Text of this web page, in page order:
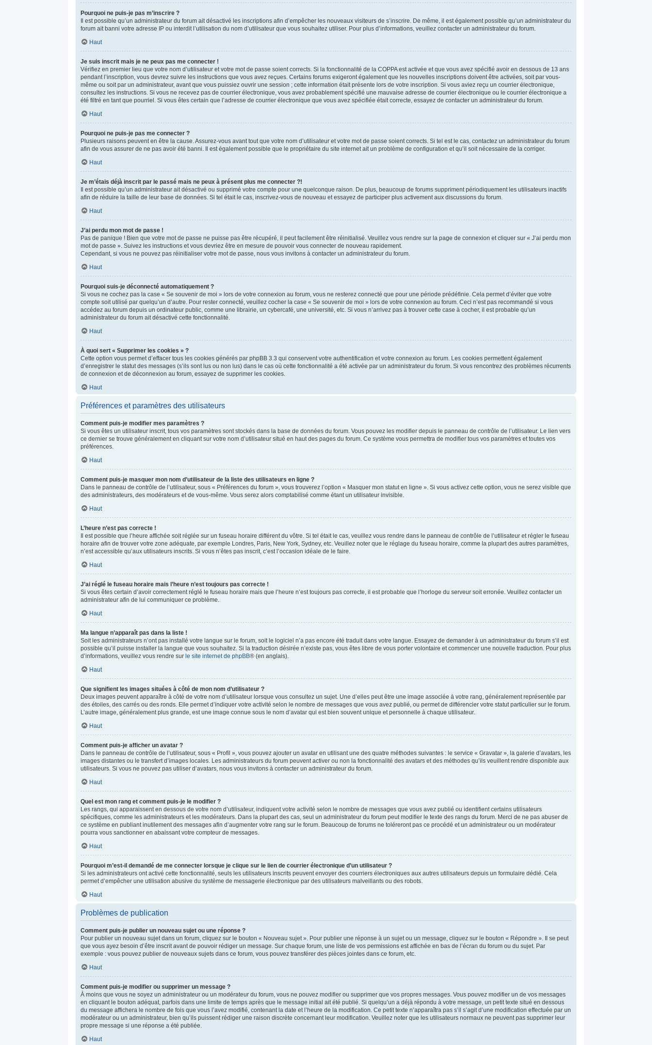
Pourquoi ne puis-je pas m’inscrire ?
Il est possible qu’un administrateur du forum ait désactivé les inscriptions afin d’empêcher les nouveaux visiteurs de s’inscrire. De même, il est également possible qu’un administrateur du
forum ait banni votre adresse IP ou interdit l’utilisation du nom d’utilisateur que vous souhaitez utiliser. Pour plus d’informations, veuillez contacter un administrateur du forum.
Haut
Je suis inscrit mais je ne peux pas me connecter !
Vérifiez en premier lieu que votre nom d’utilisateur et votre mot de passe soient corrects. Si la fonctionnalité de la COPPA est activée et que vous avez spécifié avoir en dessous de 13 ans
pendant l’inscription, vous devrez suivre les instructions que vous avez reçues. Certains forums exigeront également que les nouvelles inscriptions doivent être activées, soit par vous-
même ou soit par un administrateur, avant que vous puissiez ouvrir une session ; cette information était présente lors de votre inscription. Si vous aviez reçu un courrier électronique,
consultez les instructions. Si vous ne recevez pas de courrier électronique, vous avez probablement spécifié une mauvaise adresse de courrier électronique ou le courrier électronique a
été filtré en tant que pourriel. Si vous êtes certain que l’adresse de courrier électronique que vous avez spécifiée était correcte, essayez de contacter un administrateur du forum.
Haut
Pourquoi ne puis-je pas me connecter ?
Plusieurs raisons peuvent en être la cause. Assurez-vous avant tout que votre nom d’utilisateur et votre mot de passe soient corrects. Si tel est le cas, contactez un administrateur du forum
afin de vous assurer de ne pas avoir été banni. Il est également possible que le propriétaire du site internet ait un problème de configuration et qu’il soit nécessaire de la corriger.
Haut
Je m’étais déjà inscrit par le passé mais ne peux à présent plus me connecter ?!
Il est possible qu’un administrateur ait désactivé ou supprimé votre compte pour une quelconque raison. De plus, beaucoup de forums suppriment périodiquement les utilisateurs inactifs
afin de réduire la taille de leur base de données. Si tel était le cas, inscrivez-vous de nouveau et essayez de participer plus activement aux discussions du forum.
Haut
J’ai perdu mon mot de passe !
Pas de panique ! Bien que votre mot de passe ne puisse pas être récupéré, il peut facilement être réinitialisé. Veuillez vous rendre sur la page de connexion et cliquer sur « J’ai perdu mon
mot de passe ». Suivez les instructions et vous devriez être en mesure de pouvoir vous connecter de nouveau rapidement.
Cependant, si vous ne pouvez pas réinitialiser votre mot de passe, nous vous invitons à contacter un administrateur du forum.
Haut
Pourquoi suis-je déconnecté automatiquement ?
Si vous ne cochez pas la case « Se souvenir de moi » lors de votre connexion au forum, vous ne resterez connecté que pour une période prédéfinie. Cela permet d’éviter que votre
compte soit utilisé par quelqu’un d’autre. Pour rester connecté, veuillez cocher la case « Se souvenir de moi » lors de votre connexion au forum. Ceci n’est pas recommandé si vous
accédez au forum depuis un ordinateur public, comme une librairie, un cybercafé, une université, etc. Si vous n’arrivez pas à trouver cette case à cocher, il est probable qu’un
administrateur du forum ait désactivé cette fonctionnalité.
Haut
À quoi sert « Supprimer les cookies » ?
Cette option vous permet d’effacer tous les cookies générés par phpBB 3.3 qui conservent votre authentification et votre connexion au forum. Les cookies permettent également
d’enregistrer le statut des messages (s’ils sont lus ou non lus) dans le cas où cette fonctionnalité a été activée par un administrateur du forum. Si vous rencontrez des problèmes récurrents
de connexion et de déconnexion au forum, essayez de supprimer les cookies.
Haut
Préférences et paramètres des utilisateurs
Comment puis-je modifier mes paramètres ?
Si vous êtes un utilisateur inscrit, tous vos paramètres sont stockés dans la base de données du forum. Vous pouvez les modifier depuis le panneau de contrôle de l’utilisateur. Le lien vers
ce dernier se trouve généralement en cliquant sur votre nom d’utilisateur situé en haut des pages du forum. Ce système vous permettra de modifier tous vos paramètres et toutes vos
préférences.
Haut
Comment puis-je masquer mon nom d’utilisateur de la liste des utilisateurs en ligne ?
Dans le panneau de contrôle de l’utilisateur, sous « Préférences du forum », vous trouverez l’option « Masquer mon statut en ligne ». Si vous activez cette option, vous ne serez visible que
des administrateurs, des modérateurs et de vous-même. Vous serez alors comptabilisé comme étant un utilisateur invisible.
Haut
L’heure n’est pas correcte !
Il est possible que l’heure affichée soit réglée sur un fuseau horaire différent du vôtre. Si tel était le cas, veuillez vous rendre dans le panneau de contrôle de l’utilisateur et régler le fuseau
horaire afin de trouver votre zone adéquate, par exemple Londres, Paris, New York, Sydney, etc. Veuillez noter que le réglage du fuseau horaire, comme la plupart des autres paramètres,
n’est accessible qu’aux utilisateurs inscrits. Si vous n’êtes pas inscrit, c’est l’occasion idéale de le faire.
Haut
J’ai réglé le fuseau horaire mais l’heure n’est toujours pas correcte !
Si vous êtes certain d’avoir correctement réglé le fuseau horaire mais que l’heure n’est toujours pas correcte, il est probable que l’horloge du serveur soit erronée. Veuillez contacter un
administrateur afin de lui communiquer ce problème.
Haut
Ma langue n’apparaît pas dans la liste !
Soit les administrateurs n’ont pas installé votre langue sur le forum, soit le logiciel n’a pas encore été traduit dans votre langue. Essayez de demander à un administrateur du forum s’il est
possible qu’il puisse installer la langue que vous souhaitez. Si la traduction désirée n’existe pas, vous êtes libre de vous porter volontaire et commencer une nouvelle traduction. Pour plus
d’informations, veuillez vous rendre sur le site internet de phpBB® (en anglais).
Haut
Que signifient les images situées à côté de mon nom d’utilisateur ?
Deux images peuvent apparaître à côté de votre nom d’utilisateur lorsque vous consultez un sujet. Une d’elles peut être une image associée à votre rang, généralement représentée par
des étoiles, des carrés ou des ronds. Elle permet d’indiquer votre activité selon le nombre de messages que vous avez publié, ou permet de différencier votre statut particulier sur le forum.
L’autre image, généralement plus grande, est une image connue sous le nom d’avatar qui est bien souvent unique et personnelle à chaque utilisateur.
Haut
Comment puis-je afficher un avatar ?
Dans le panneau de contrôle de l’utilisateur, sous « Profil », vous pouvez ajouter un avatar en utilisant une des quatre méthodes suivantes : le service « Gravatar », la galerie d’avatars, les
images distantes ou le transfert d’images locales. Les administrateurs du forum peuvent activer ou non la fonctionnalité des avatars et des méthodes qu’ils veuillent rendre disponible aux
utilisateurs. Si vous ne pouvez pas utiliser d’avatars, nous vous invitons à contacter un administrateur du forum.
Haut
Quel est mon rang et comment puis-je le modifier ?
Les rangs, qui apparaissent en dessous de votre nom d’utilisateur, indiquent votre activité selon le nombre de messages que vous avez publié ou identifient certains utilisateurs
spécifiques, comme les administrateurs et les modérateurs. Dans la plupart des cas, seul un administrateur du forum peut modifier le texte des rangs du forum. Merci de ne pas abuser de
ce système en publiant inutilement des messages afin d’augmenter votre rang sur le forum. Beaucoup de forums ne toléreront pas ce procédé et un administrateur ou un modérateur
pourra vous sanctionner en abaissant votre compteur de messages.
Haut
Pourquoi m’est-il demandé de me connecter lorsque je clique sur le lien de courrier électronique d’un utilisateur ?
Si les administrateurs ont activé cette fonctionnalité, seuls les utilisateurs inscrits peuvent envoyer des courriers électroniques aux autres utilisateurs depuis un formulaire dédié. Cela
permet d’empêcher une utilisation abusive du système de messagerie électronique par des utilisateurs malveillants ou des robots.
Haut
Problèmes de publication
Comment puis-je publier un nouveau sujet ou une réponse ?
Pour publier un nouveau sujet dans un forum, cliquez sur le bouton « Nouveau sujet ». Pour publier une réponse à un sujet ou un message, cliquez sur le bouton « Répondre ». Il se peut
que vous ayez besoin d’être inscrit avant de pouvoir rédiger un message. Sur chaque forum, une liste de vos permissions est affichée en bas de l’écran du forum ou du sujet. Par
exemple : vous pouvez publier de nouveaux sujets dans ce forum, vous pouvez transférer des pièces jointes dans ce forum, etc.
Haut
Comment puis-je modifier ou supprimer un message ?
À moins que vous ne soyez un administrateur ou un modérateur du forum, vous ne pouvez modifier ou supprimer que vos propres messages. Vous pouvez modifier un de vos messages
en cliquant le bouton adéquat, parfois dans une limite de temps après que le message initial ait été publié. Si quelqu’un a déjà répondu à votre message, un petit texte situé en dessous
du message affichera le nombre de fois que vous l’avez modifié, contenant la date et l’heure de la modification. Ce petit texte n’apparaîtra pas s’il s’agit d’une modification effectuée par un
modérateur ou un administrateur, bien qu’ils puissent rédiger une raison discrète concernant leur modification. Veuillez noter que les utilisateurs normaux ne peuvent pas supprimer leur
propre message si une réponse a été publiée.
Haut